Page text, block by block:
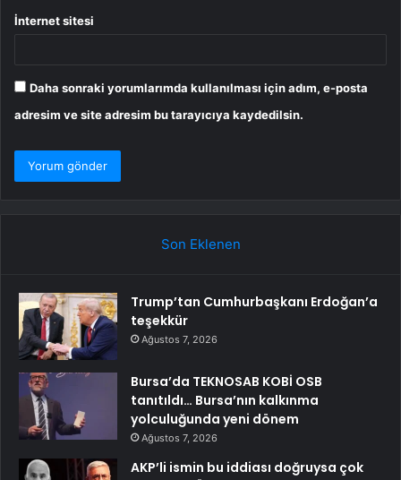
İnternet sitesi
Daha sonraki yorumlarımda kullanılması için adım, e-posta
adresim ve site adresim bu tarayıcıya kaydedilsin.
Son Eklenen
Trump’tan Cumhurbaşkanı Erdoğan’a
teşekkür
Ağustos 7, 2026
Bursa’da TEKNOSAB KOBİ OSB
tanıtıldı… Bursa’nın kalkınma
yolculuğunda yeni dönem
Ağustos 7, 2026
AKP’li ismin bu iddiası doğruysa çok